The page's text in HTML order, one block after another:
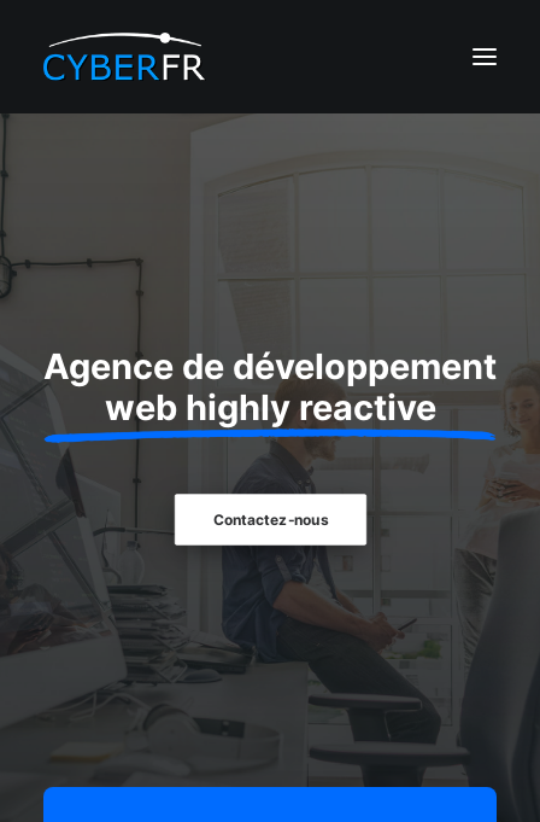
DÉVELOPPEMENT
EDITALENT IA
PORTFOLIO
Agence de développement
web highly reactive
Contactez-nous